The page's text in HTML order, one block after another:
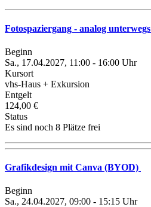
Fotospaziergang - analog unterwegs
Beginn
Sa., 17.04.2027, 11:00 - 16:00 Uhr
Kursort
vhs-Haus + Exkursion
Entgelt
124,00 €
Status
Es sind noch 8 Plätze frei
Grafikdesign mit Canva (BYOD)
Beginn
Sa., 24.04.2027, 09:00 - 15:15 Uhr